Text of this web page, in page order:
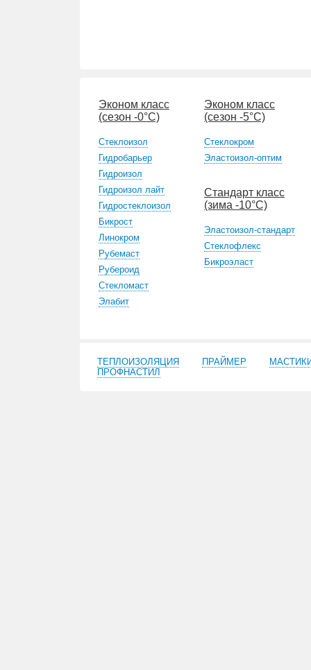
Эконом класс
(сезон -0°С)
Стеклоизол
Гидробарьер
Гидроизол
Гидроизол лайт
Гидростеклоизол
Бикрост
Линокром
Рубемаст
Рубероид
Стекломаст
Элабит
Эконом класс
(сезон -5°С)
Стеклокром
Эластоизол-оптим
Стандарт класс
(зима -10°С)
Эластоизол-стандарт
Стеклофлекс
Бикроэласт
ТЕПЛОИЗОЛЯЦИЯ ПРАЙМЕР
ПРОФНАСТИЛ